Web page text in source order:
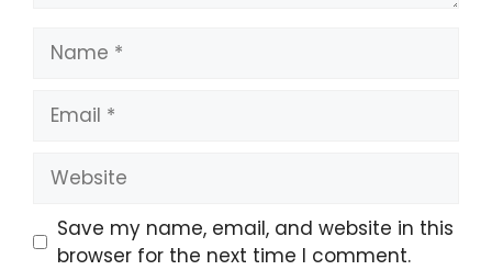
Name
Email
Website
Save my name, email, and website in this
browser for the next time I comment.